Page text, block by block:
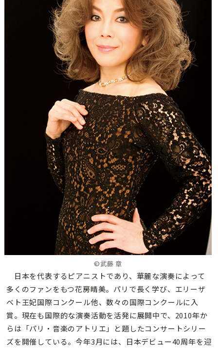
©武藤 章
日本を代表するピアニストであり、華麗な演奏によって
多くのファンをもつ花房晴美。パリで長く学び、エリーザ
ベト王妃国際コンクール他、数々の国際コンクールに入
賞。現在も国際的な演奏活動を活発に展開中で、2010年か
らは「パリ・音楽のアトリエ」と題したコンサートシリー
ズを開催している。今年3月には、日本デビュー40周年を迎